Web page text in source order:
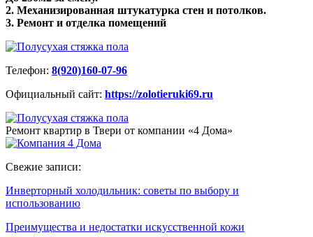
2. Механизированная штукатурка стен и потолков.
3. Ремонт и отделка помещений
Телефон: 8(920)160-07-96
Официальный сайт: https://zolotieruki69.ru
Ремонт квартир в Твери от компании «4 Дома»
Свежие записи:
Инверторный холодильник: советы по выбору и
использованию
Преимущества и недостатки искусственной кожи